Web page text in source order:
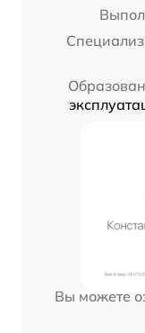
Вы можете